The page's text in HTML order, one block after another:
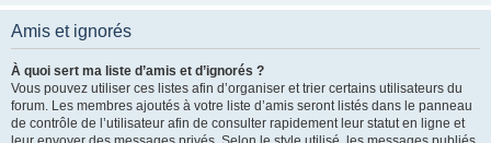
Amis et ignorés
À quoi sert ma liste d’amis et d’ignorés ?
Vous pouvez utiliser ces listes afin d’organiser et trier certains utilisateurs du
forum. Les membres ajoutés à votre liste d’amis seront listés dans le panneau
de contrôle de l’utilisateur afin de consulter rapidement leur statut en ligne et